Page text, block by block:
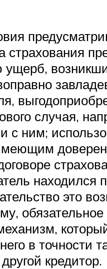
случая,
ним;
находился
это
в
кредитор.